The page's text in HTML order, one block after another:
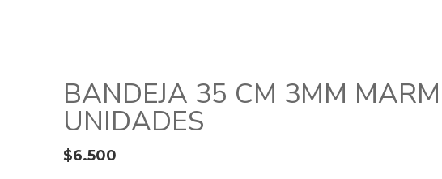
BANDEJA 35 CM 3MM
UNIDADES
$6.500